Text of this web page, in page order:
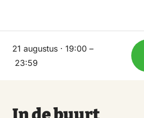
21 augustus · 19:00 –
23:59